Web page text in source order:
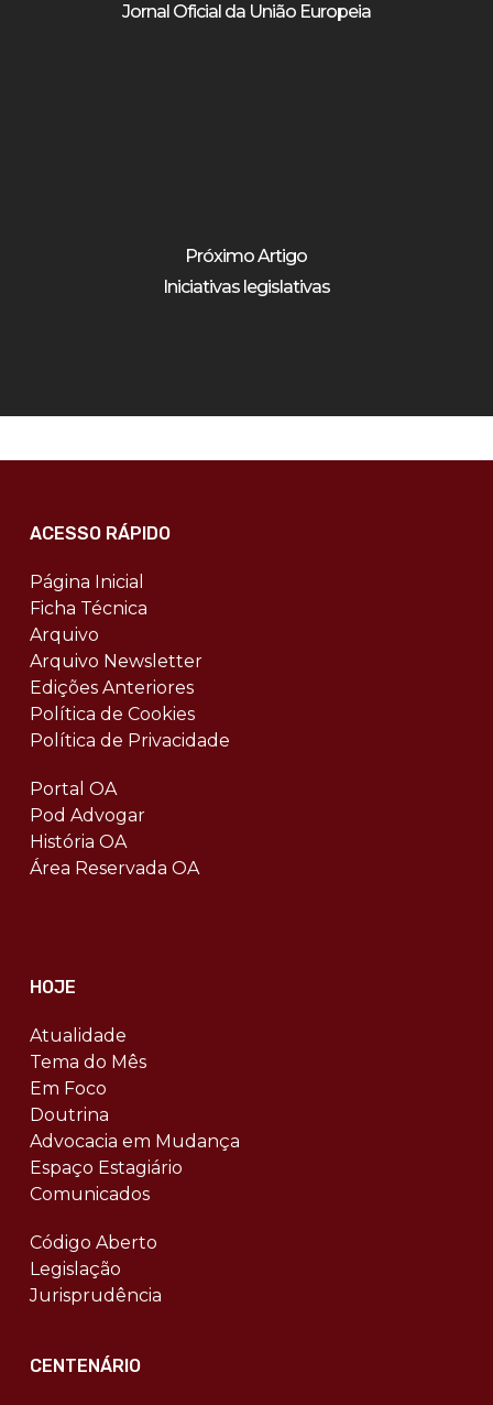
Jornal Oficial da União Europeia
Próximo Artigo
Iniciativas legislativas
ACESSO RÁPIDO
Página Inicial
Ficha Técnica
Arquivo
Arquivo Newsletter
Edições Anteriores
Política de Cookies
Política de Privacidade
Portal OA
Pod Advogar
História OA
Área Reservada OA
HOJE
Atualidade
Tema do Mês
Em Foco
Doutrina
Advocacia em Mudança
Espaço Estagiário
Comunicados
Código Aberto
Legislação
Jurisprudência
CENTENÁRIO